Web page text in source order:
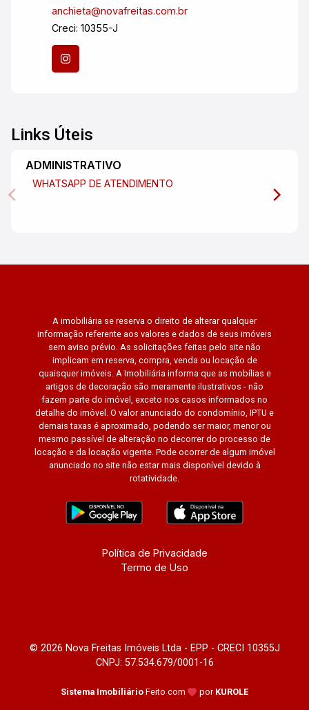
anchieta@novafreitas.com.br
Creci: 10355-J
Links Úteis
ADMINISTRATIVO
WHATSAPP DE ATENDIMENTO
A imobiliária se reserva o direito de alterar qualquer
informação referente aos valores e dados de seus imóveis
sem aviso prévio. As solicitações feitas pelo site não
implicam em reserva, compra, venda ou locação de
quaisquer imóveis. A Imobiliária informa que as mobílias e
artigos de decoração são meramente ilustrativos - não
fazem parte do imóvel, exceto nos casos informados no
detalhe do imóvel. O valor anunciado do condomínio, IPTU e
demais taxas é aproximado, podendo ser maior, menor ou
mesmo passível de alteração no decorrer do processo de
locação e da locação vigente. Pode ocorrer de algum imóvel
anunciado no site não estar mais disponível devido à
rotatividade.
Política de Privacidade
Termo de Uso
© 2026 Nova Freitas Imóveis Ltda - EPP - CRECI 10355J
CNPJ: 57.534.679/0001-16
Sistema Imobiliário Feito com por KUROLE